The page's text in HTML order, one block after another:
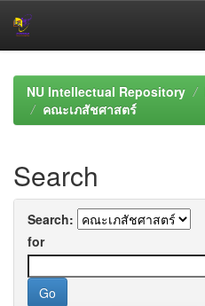
navigationNU Intellectual Repository
คณะเภสัชศาสตร์
Search
Search:
for